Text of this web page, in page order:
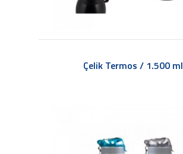
Çelik Termos / 1.500 ml